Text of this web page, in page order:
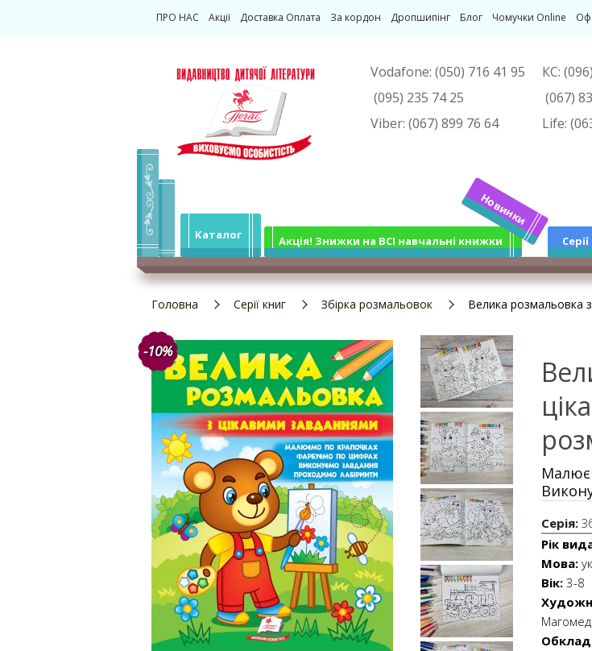
ПРО НАС Акції Доставка Оплата За кордон Дропшипінг Блог Чомучки Online
Vodafone: (050) 716 41 95
(095) 235 74 25
Viber: (067) 899 76 64
КС:
(067)
Life:
Каталог Акція! Знижки на ВСІ навчальні книжки
Новинки
Головна Серії книг Збірка розмальовок Велика розмальовка
-10%
Серія:
Рік
Мова:
Вік: 3-8